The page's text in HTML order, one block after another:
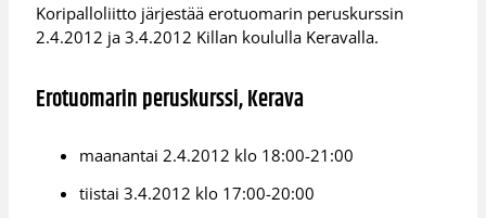
Koripalloliitto järjestää erotuomarin peruskurssin
2.4.2012 ja 3.4.2012 Killan koululla Keravalla.
Erotuomarin peruskurssi, Kerava
maanantai 2.4.2012 klo 18:00-21:00
tiistai 3.4.2012 klo 17:00-20:00